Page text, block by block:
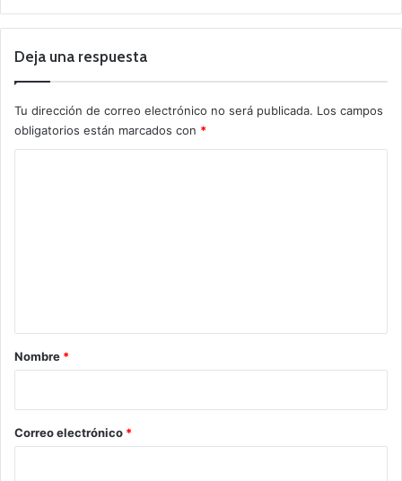
Deja una respuesta
Tu dirección de correo electrónico no será publicada. Los campos
obligatorios están marcados con *
r
*
Nombre *
Correo electrónico *